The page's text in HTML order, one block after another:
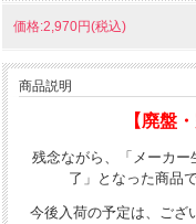
価格:2,970円(税込)
商品説明
【廃盤
残念ながら、「メーカ
了」となった商品
今後入荷の予定は、ござ